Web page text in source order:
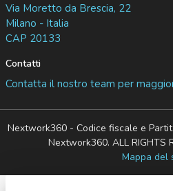
Via Moretto da Brescia, 22
Milano - Italia
CAP 20133
Contatti
Contatta il nostro team per
Nextwork360 - Codice fiscale e
Nextwork360. ALL RIGHTS
Mappa del